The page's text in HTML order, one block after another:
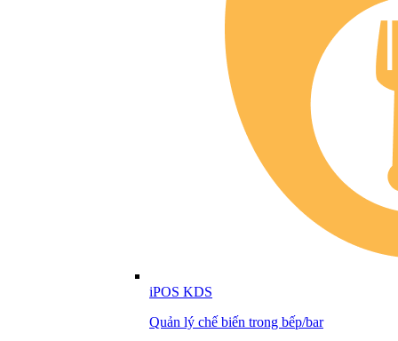
iPOS KDS
Quản lý chế biến trong bếp/bar